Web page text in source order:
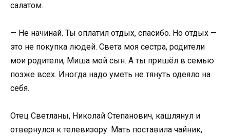
салатом.
— Не начинай. Ты оплатил отдых, спасибо. Но отдых —
это не покупка людей. Света моя сестра, родители
мои родители, Миша мой сын. А ты пришёл в семью
позже всех. Иногда надо уметь не тянуть одеяло на
себя.
Отец Светланы, Николай Степанович, кашлянул и
отвернулся к телевизору. Мать поставила чайник,